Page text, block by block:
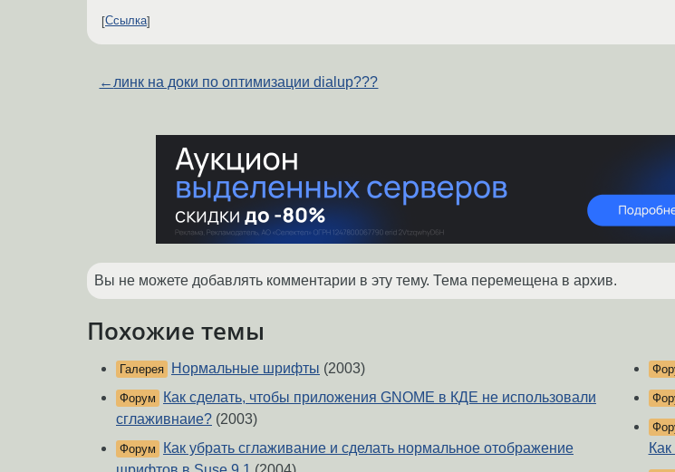
Ссылка
← линк на доки по оптимизации dialup???
Вы не можете добавлять комментарии в эту тему. Тема перемещена в архив.
Похожие темы
Галерея Нормальные шрифты (2003)
Форум
Как сделать, чтобы приложения GNOME в КДЕ не использовали
сглаживнаие? (2003)
Форум
Как убрать сглаживание и сделать нормальное отображение